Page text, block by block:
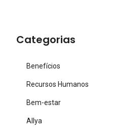
Categorias
Benefícios
Recursos Humanos
Bem-estar
Allya